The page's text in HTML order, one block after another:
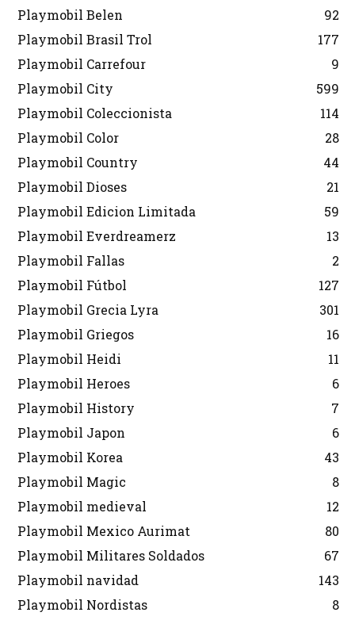
Playmobil Belen
92
Playmobil Brasil Trol
177
Playmobil Carrefour
9
Playmobil City
599
Playmobil Coleccionista
114
Playmobil Color
28
Playmobil Country
44
Playmobil Dioses
21
Playmobil Edicion Limitada
59
Playmobil Everdreamerz
13
Playmobil Fallas
2
Playmobil Fútbol
127
Playmobil Grecia Lyra
301
Playmobil Griegos
16
Playmobil Heidi
11
Playmobil Heroes
6
Playmobil History
7
Playmobil Japon
6
Playmobil Korea
43
Playmobil Magic
8
Playmobil medieval
12
Playmobil Mexico Aurimat
80
Playmobil Militares Soldados
67
Playmobil navidad
143
Playmobil Nordistas
8